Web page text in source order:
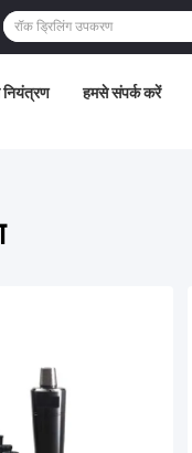
नियंत्रण हमसे संपर्क करें